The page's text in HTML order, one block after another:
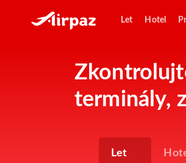
Let Hotel
terminály,
Let